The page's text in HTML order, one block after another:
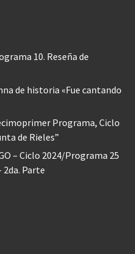
10. Reseña de
de historia «Fue cantando
Programa, Ciclo
de Rieles”
– Ciclo 2024/Programa 25
2da. Parte